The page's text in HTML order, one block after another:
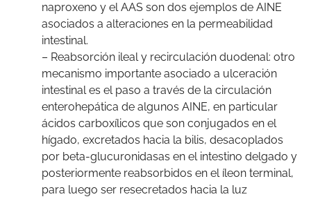
naproxeno y el AAS son dos ejemplos de AINE
asociados a alteraciones en la permeabilidad
intestinal.
– Reabsorción ileal y recirculación duodenal: otro
mecanismo importante asociado a ulceración
intestinal es el paso a través de la circulación
enterohepática de algunos AINE, en particular
ácidos carboxílicos que son conjugados en el
hígado, excretados hacia la bilis, desacoplados
por beta-glucuronidasas en el intestino delgado y
posteriormente reabsorbidos en el íleon terminal,
para luego ser resecretados hacia la luz